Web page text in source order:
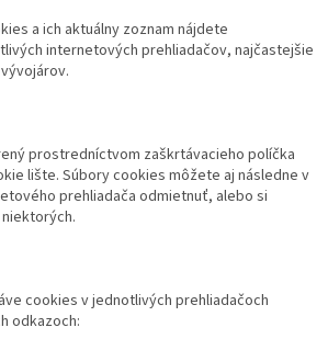
a ich aktuálny zoznam nájdete
internetových prehliadačov, najčastejšie
prostredníctvom zaškrtávacieho políčka
lište. Súbory cookies môžete aj následne v
prehliadača odmietnuť, alebo si
cookies v jednotlivých prehliadačoch
odkazoch: